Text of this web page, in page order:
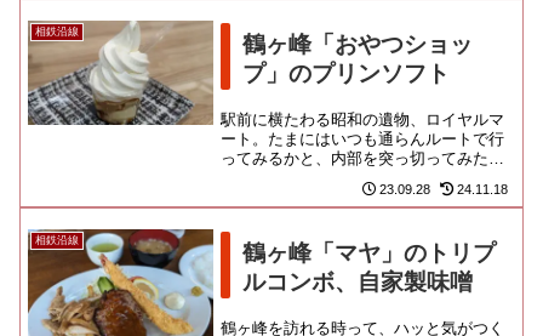
相鉄沿線
鶴ヶ峰「おやつショッ
プ」のプリンソフト
駅前に横たわる昭和の遺物、ロイヤルマ
ート。たまにはいつも通らんルートで行
ってみるかと、内部を突っ切ってみた
ら、こんなお店が隠れてました。「おや
つショップ」という、とらえどこ...
23.09.28 24.11.18
相鉄沿線
鶴ヶ峰「マヤ」のトリプ
ルコンボ、自家製味噌
鶴ヶ峰を訪れる時って、ハッと気がつく